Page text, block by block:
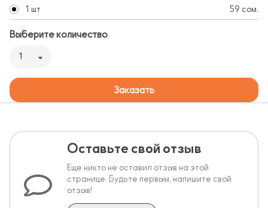
1 шт 59 сом.
Выберите количество
1
Заказать
Оставьте свой отзыв
Еще никто не оставил отзыв на этой
странице. Будьте первым, напишите свой
отзыв!